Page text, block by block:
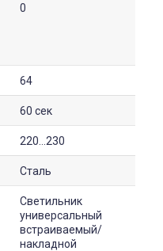
0
64
60 сек
220...230
Сталь
Светильник
универсальный
встраиваемый/
накладной